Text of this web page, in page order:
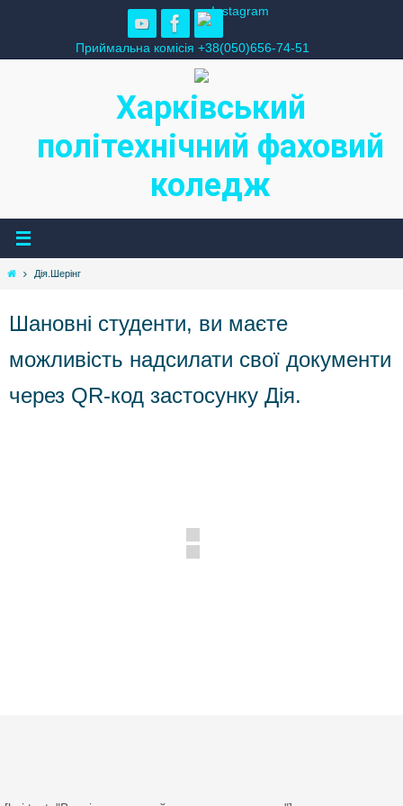
Приймальна комісія +38(050)656-74-51
Харківський
політехнічний фаховий
коледж
HomeДія.Шерінг
Шановні студенти, ви маєте
можливість надсилати свої документи
через QR-код застосунку Дія.